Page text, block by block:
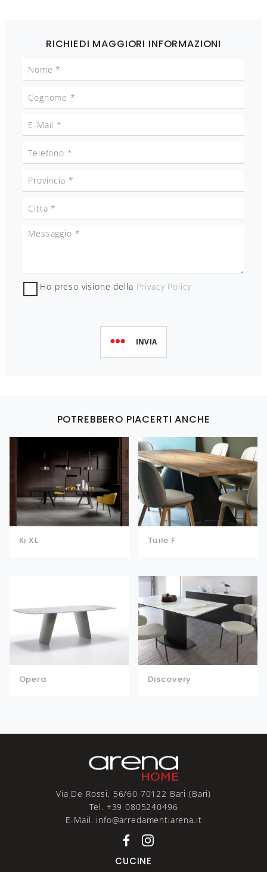
RICHIEDI MAGGIORI INFORMAZIONI
Ho preso visione della Privacy Policy
INVIA
POTREBBERO PIACERTI ANCHE
Ki XL Tuile F
Opera Discovery
Via De Rossi, 56/60 70122 Bari (Bari)
Tel. +39 0805240496
E-Mail. info@arredamentiarena.it
CUCINE